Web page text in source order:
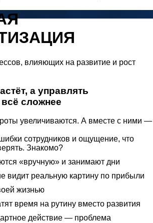
влияющих на развитие и рост
а управлять
сложнее
увеличиваются. А вместе с ними —
сотрудников и ощущение, что
Знакомо?
«вручную» и занимают дни
видит реальную картину по прибыли
жизнью
время на рутину вместо развития
действие — проблема